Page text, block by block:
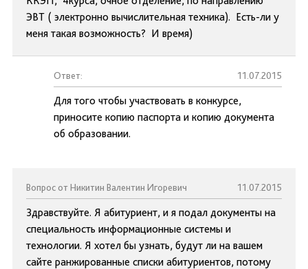
ЭВТ ( электронно вычислительная техника). Есть-ли у
меня такая возможность? И время)
Ответ: 11.07.2015
Для того чтобы участвовать в конкурсе,
приносите копию паспорта и копию документа
об образовании.
Вопрос от Никитин Валентин Игоревич 11.07.2015
Здравствуйте. Я абитуриент, и я подал документы на
специальность информационные системы и
технологии. Я хотел бы узнать, будут ли на вашем
сайте ранжированные списки абитуриентов, потому